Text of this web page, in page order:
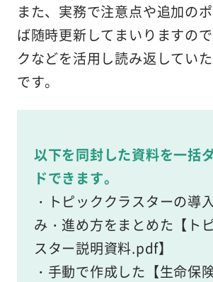
また、実務で注意点や追加の
ば随時更新してまいりますの
クなどを活用し読み返してい
です。
以下を同封した資料を一括
ドできます。
・トピッククラスターの導
み・進め方をまとめた【ト
スター説明資料.pdf】
・手動で作成した【生命保